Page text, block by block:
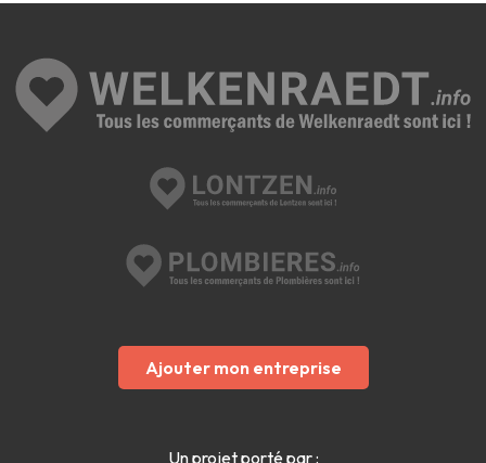
Ajouter mon entreprise
Un projet porté par :